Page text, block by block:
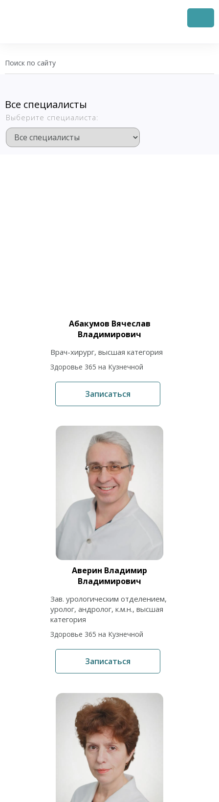
Все специалисты
Выберите специалиста:
Абакумов Вячеслав
Владимирович
Врач-хирург, высшая категория
Здоровье 365 на Кузнечной
Записаться
Аверин Владимир
Владимирович
Зав. урологическим отделением,
уролог, андролог, к.м.н., высшая
категория
Здоровье 365 на Кузнечной
Записаться